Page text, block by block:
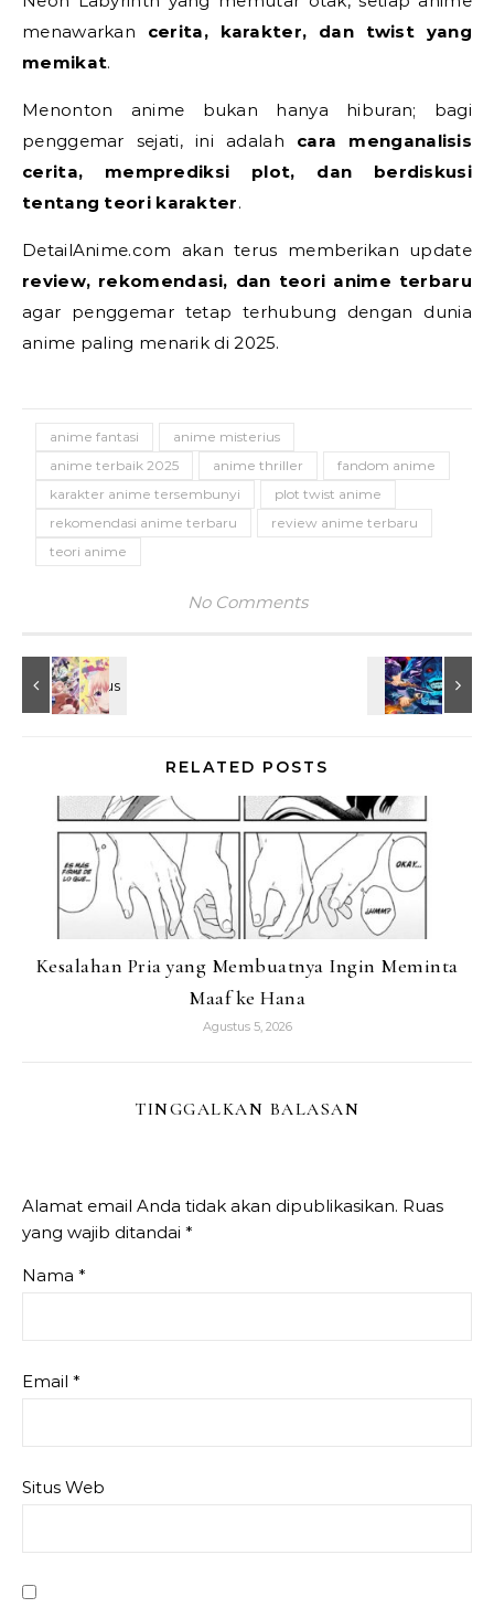
menawarkan cerita, karakter, dan twist yang
memikat.
Menonton anime bukan hanya hiburan; bagi
penggemar sejati, ini adalah cara menganalisis
cerita, memprediksi plot, dan berdiskusi
tentang teori karakter.
DetailAnime.com akan terus memberikan update
review, rekomendasi, dan teori anime terbaru
agar penggemar tetap terhubung dengan dunia
anime paling menarik di 2025.
anime fantasi
anime misterius
anime terbaik 2025
anime thriller
fandom anime
karakter anime tersembunyi
plot twist anime
rekomendasi anime terbaru
review anime terbaru
teori anime
No Comments
RELATED POSTS
Kesalahan Pria yang Membuatnya Ingin Meminta
Maaf ke Hana
Agustus 5, 2026
TINGGALKAN BALASAN
Alamat email Anda tidak akan dipublikasikan. Ruas
yang wajib ditandai *
Nama *
Email *
Situs Web